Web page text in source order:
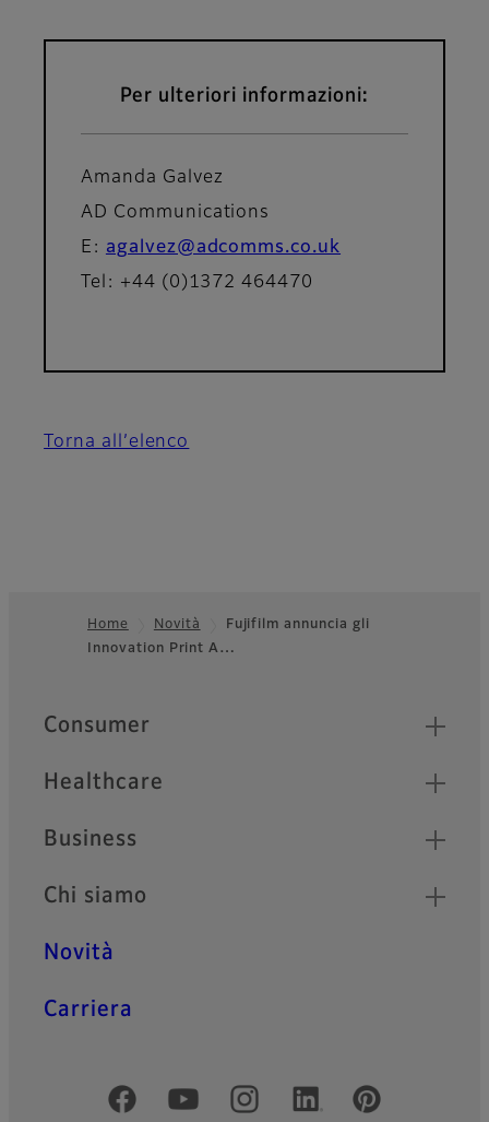
Per ulteriori informazioni:
Amanda Galvez
AD Communications
E: agalvez@adcomms.co.uk
Tel: +44 (0)1372 464470
Torna all’elenco
Footer
Home Novità
Fujifilm annuncia gli
Innovation Print A…
Quick Links
Consumer
Healthcare
Business
Chi siamo
Novità
Carriera
Social media ufficiali